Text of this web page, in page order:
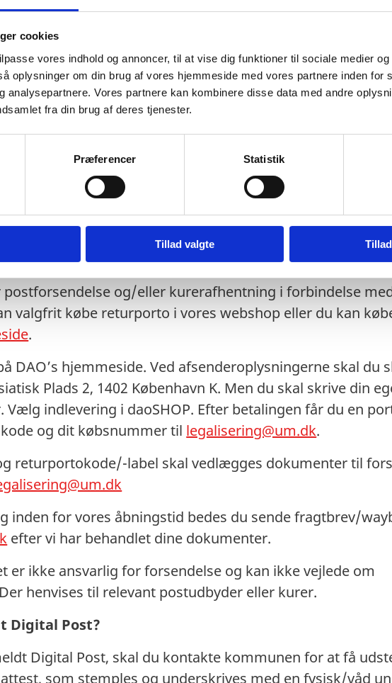
cookies
vores indhold og annoncer, til at vise dig funktioner til sociale medier
oplysninger om din brug af vores hjemmeside med vores partnere inden for
analysepartnere. Vores partnere kan kombinere disse data med andre
fra din brug af deres tjenester.
Præferencer Statistik
Tillad valgte
ved Legaliseringen kan:
er videresendt fra Digital Post udskrives af
fremmøde eller alternativt sendes retur med fysisk
er indleveret ved personligt fremmøde legaliseres med
med fysisk post eller kurer.
sendes med post eller kurer:
sagsbehandlingstid i Udenrigsministeriet på 5-7
med post eller kurer. Vi gør opmærksom på, at
være længere.
postforsendelse og/eller kurerafhentning i forbindelse
valgfrit købe returporto i vores webshop eller du kan
.
DAO’s hjemmeside. Ved afsenderoplysningerne skal du
Plads 2, 1402 København K. Men du skal skrive din
indlevering i daoSHOP. Efter betalingen får du en
og dit købsnummer til legalisering@um.dk.
returportokode/-label skal vedlægges dokumenter til
inden for vores åbningstid bedes du sende fragtbrev/
efter vi har behandlet dine dokumenter.
er ikke ansvarlig for forsendelse og kan ikke vejlede om
henvises til relevant postudbyder eller kurer.
Digital Post?
Digital Post, skal du kontakte kommunen for at få
som stemples og underskrives med en fysisk/våd